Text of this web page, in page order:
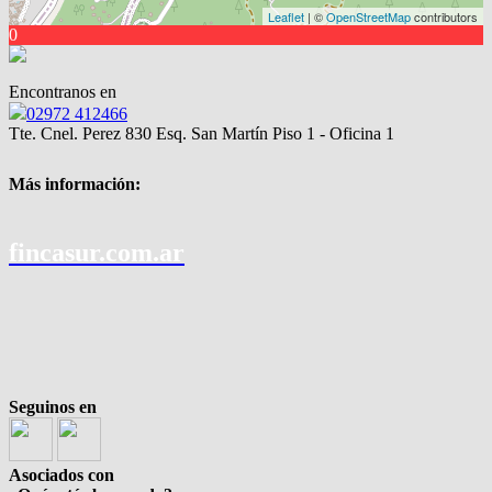
Leaflet | ©OpenStreetMapcontributors
0
Encontranos en
02972 412466
Tte. Cnel. Perez 830 Esq. San Martín Piso 1 - Oficina 1
Más información:
fincasur.com.ar
Seguinos en
Asociados con